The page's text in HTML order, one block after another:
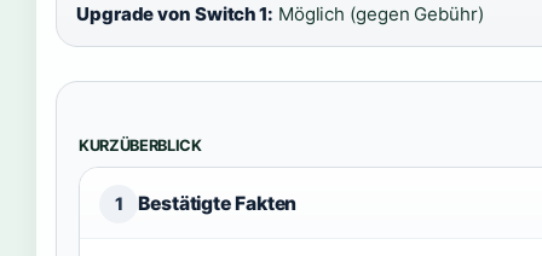
Upgrade von Switch 1: Möglich (gegen Gebühr)
KURZÜBERBLICK
1 Bestätigte Fakten